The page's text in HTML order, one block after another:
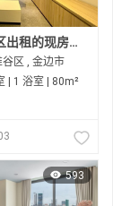
在万谷湖1分区出租的现房公寓
区 , 金边市
| 1 浴室 | 80m²
593